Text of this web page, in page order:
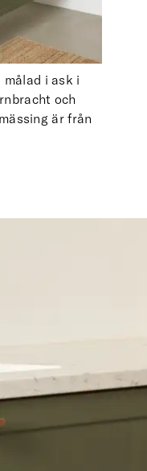
målad i ask i
och
är från